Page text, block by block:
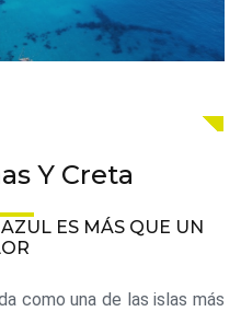
Y Creta
ES MÁS QUE UN
como una de las islas más